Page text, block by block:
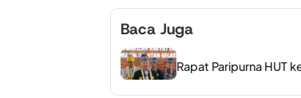
Baca Juga
Rapat Paripurna HUT